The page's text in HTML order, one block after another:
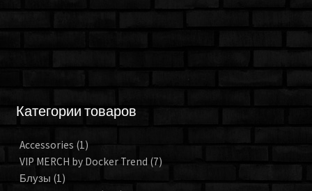
Категории товаров
Accessories (1)
VIP MERCH by Docker Trend (7)
Блузы (1)